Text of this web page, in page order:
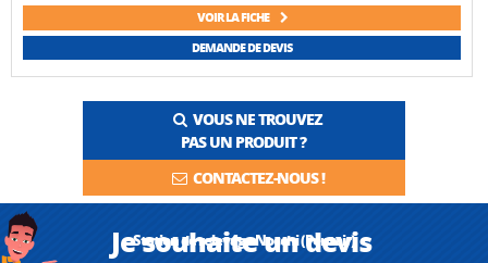
VOIR LA FICHE
DEMANDE DE DEVIS
VOUS NE TROUVEZ
PAS UN PRODUIT ?
CONTACTEZ-NOUS !
Je souhaite un devis
Station de relevage Nocchi (Pentair)